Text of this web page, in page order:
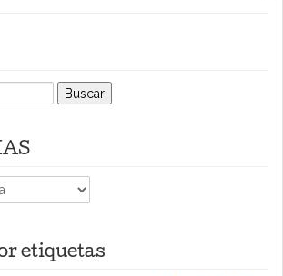
etiquetas